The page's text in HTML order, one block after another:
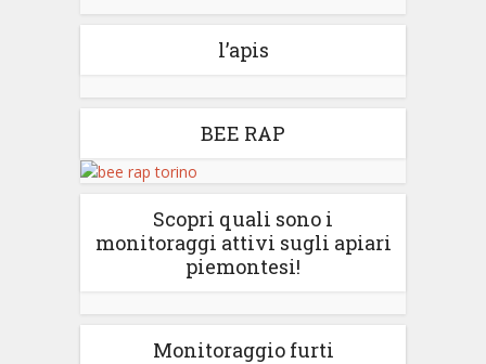
l’apis
BEE RAP
Scopri quali sono i
monitoraggi attivi sugli apiari
piemontesi!
Monitoraggio furti